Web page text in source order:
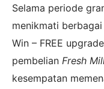
Selama periode
menikmati
Win – FREE
pembelian Fresh
kesempatan